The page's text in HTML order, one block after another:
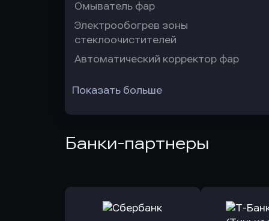
Омыватель фар
Электрообогрев зоны
стеклоочистителей
Автоматический корректор фар
Показать больше
Банки-партнеры